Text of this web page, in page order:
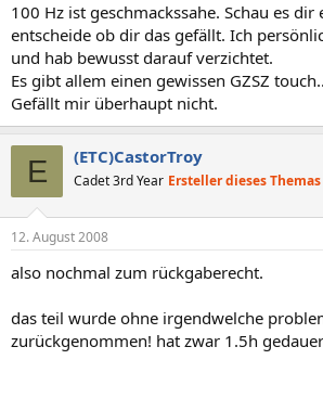
100 Hz ist geschmackssahe. Schau es
entscheide ob dir das gefällt. Ich
und hab bewusst darauf verzichtet.
Es gibt allem einen gewissen GZSZ
Gefällt mir überhaupt nicht.
E (ETC)CastorTroy
Cadet 3rd Year Ersteller dieses Themas
12. August 2008
also nochmal zum rückgaberecht.
das teil wurde ohne irgendwelche
zurückgenommen! hat zwar 1.5h